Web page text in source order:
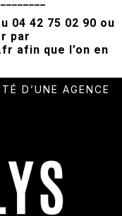
04 42 75 02 90 ou
par
afin que l’on en
D’UNE AGENCE